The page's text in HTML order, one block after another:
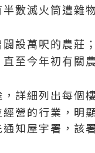
數滅火筒遭雜
設萬呎的農莊
至今年初有關
詳細列出每個
營的行業，明
知屋宇署，該